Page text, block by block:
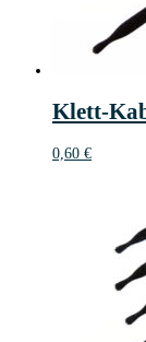
Klett-
0,60 €